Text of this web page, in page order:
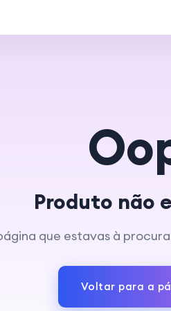
Produto não
que estavas à
Voltar para a